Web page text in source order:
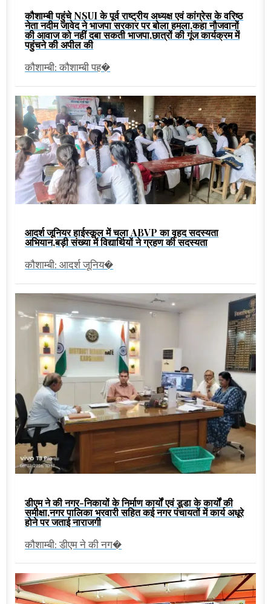
कौशाम्बी पहुंचे NSUI के पूर्व राष्ट्रीय अध्यक्ष एवं कांग्रेस के वरिष्ठ
नेता नदीम जावेद ने भाजपा सरकार पर बोला हमला,कहा नौजवानों
की आवाज को नहीं दबा सकती भाजपा,छात्रों की गूंज कार्यक्रम में
पहुंचने की अपील की
कौशाम्बी: कौशाम्बी पह�
आदर्श जूनियर हाईस्कूल में चला ABVP का वृहद सदस्यता
अभियान,बड़ी संख्या में विद्यार्थियों ने ग्रहण की सदस्यता
कौशाम्बी: आदर्श जूनिय�
डीएम ने की नगर-निकायों के निर्माण कार्यों एवं डूडा के कार्यों की
समीक्षा,नगर पालिका भरवारी सहित कई नगर पंचायतों में कार्य अधूरे
होने पर जताई नाराजगी
कौशाम्बी: डीएम ने की नग�